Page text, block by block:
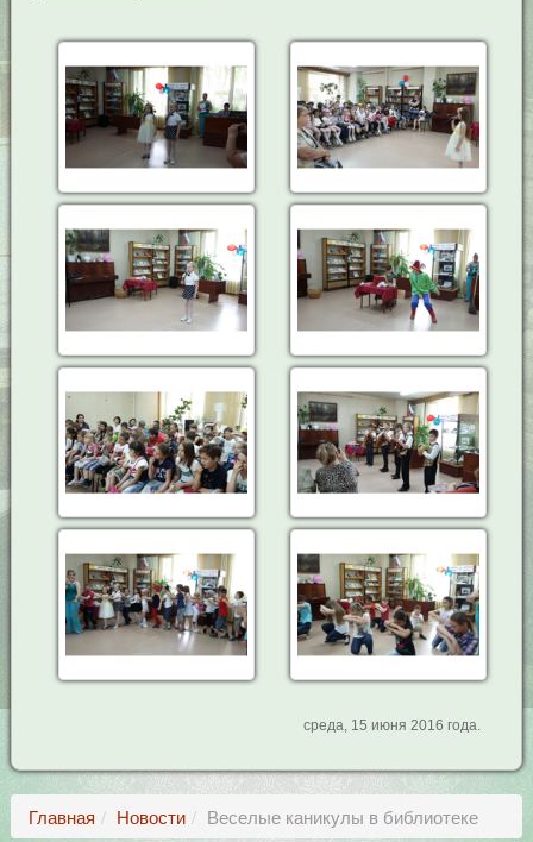
среда, 15 июня 2016 года.
Главная Новости Веселые каникулы в библиотеке